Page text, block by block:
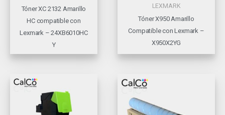
Tóner XC 2132 Amarillo
HC compatible con
Lexmark – 24XB6010HC
Y
LEXMARK
Tóner X950 Amarillo
Compatible con Lexmark –
X950X2YG